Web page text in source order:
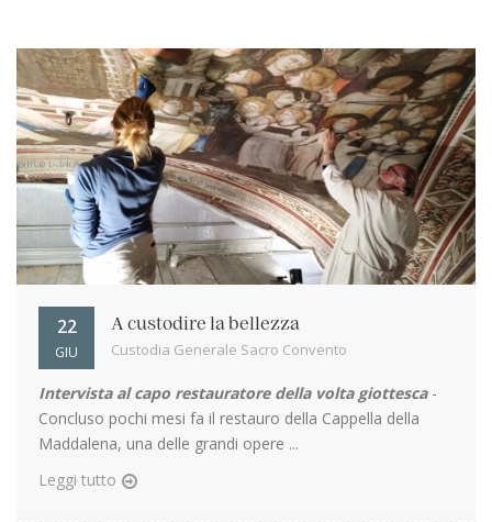
22
GIU
A custodire la bellezza
Custodia Generale Sacro Convento
Intervista al capo restauratore della volta giottesca-
Concluso pochi mesi fa il restauro della Cappella della
Maddalena, una delle grandi opere ...
Leggi tutto